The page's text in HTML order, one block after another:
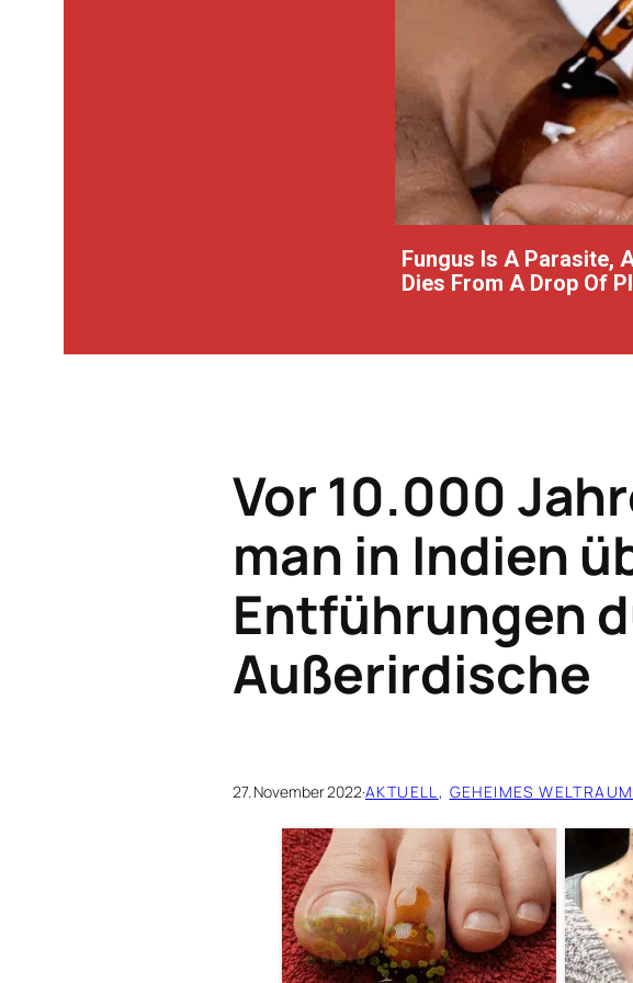
Fungus Is A Parasite,
Dies From A Drop Of
Vor 10.000
man in Indien
Entführungen
Außerirdische
27. November 2022·AKTUELL, GEHEIMES